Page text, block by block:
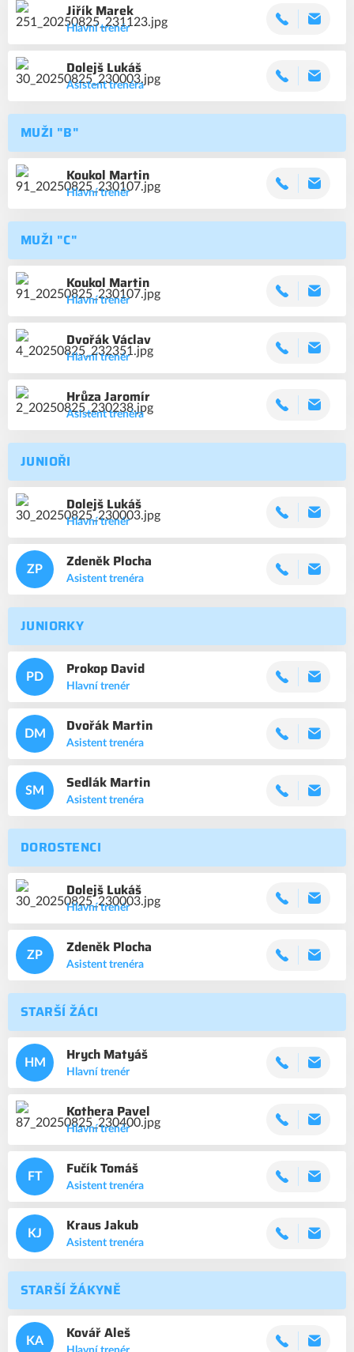
Marek
Jiřík
Hlavní trenér
Lukáš
Dolejš
Asistent trenéra
MUŽI "B"
Martin
Koukol
Hlavní trenér
MUŽI "C"
Martin
Koukol
Hlavní trenér
Václav
Dvořák
Hlavní trenér
Jaromír
Hrůza
Asistent trenéra
JUNIOŘI
Lukáš
Dolejš
Hlavní trenér
ZP Plocha
Zdeněk
Asistent trenéra
JUNIORKY
PD David
Prokop
Hlavní trenér
DM Martin
Dvořák
Asistent trenéra
SM Martin
Sedlák
Asistent trenéra
DOROSTENCI
Lukáš
Dolejš
Hlavní trenér
ZP Plocha
Zdeněk
Asistent trenéra
STARŠÍ ŽÁCI
HM Matyáš
Hrych
Hlavní trenér
Pavel
Kothera
Hlavní trenér
FT Tomáš
Fučík
Asistent trenéra
KJ Jakub
Kraus
Asistent trenéra
STARŠÍ ŽÁKYNĚ
KA Aleš
Kovář